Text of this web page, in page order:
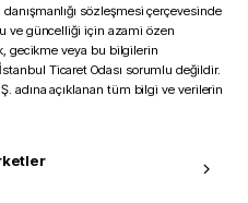
sözleşmesi çerçevesinde
ve güncelliği için azami özen
gecikme veya bu bilgilerin
Ticaret Odası sorumlu değildir.
adına açıklanan tüm bilgi ve verilerin